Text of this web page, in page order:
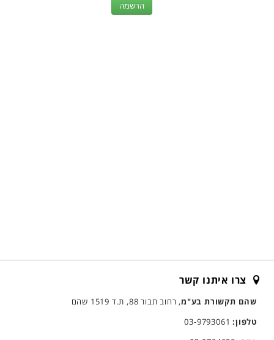
צרו איתנו קשר
שהם תקשורת בע"מ, רחוב תבור 88, ת.ד 1519 שהם
טלפון:03-9793061